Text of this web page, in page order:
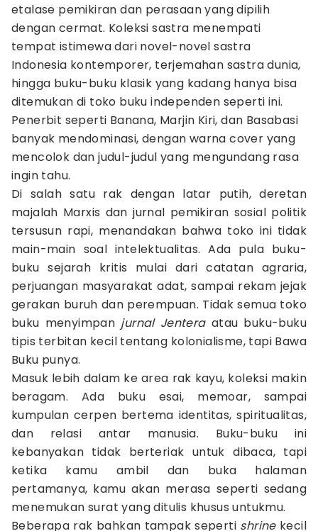
etalase pemikiran dan perasaan yang dipilih
dengan cermat. Koleksi sastra menempati
tempat istimewa dari novel-novel sastra
Indonesia kontemporer, terjemahan sastra dunia,
hingga buku-buku klasik yang kadang hanya bisa
ditemukan di toko buku independen seperti ini.
Penerbit seperti Banana, Marjin Kiri, dan Basabasi
banyak mendominasi, dengan warna cover yang
mencolok dan judul-judul yang mengundang rasa
ingin tahu.
Di salah satu rak dengan latar putih, deretan
majalah Marxis dan jurnal pemikiran sosial politik
tersusun rapi, menandakan bahwa toko ini tidak
main-main soal intelektualitas. Ada pula buku-
buku sejarah kritis mulai dari catatan agraria,
perjuangan masyarakat adat, sampai rekam jejak
gerakan buruh dan perempuan. Tidak semua toko
buku menyimpan jurnal Jenteraatau buku-buku
tipis terbitan kecil tentang kolonialisme, tapi Bawa
Buku punya.
Masuk lebih dalam ke area rak kayu, koleksi makin
beragam. Ada buku esai, memoar, sampai
kumpulan cerpen bertema identitas, spiritualitas,
dan relasi antar manusia. Buku-buku ini
kebanyakan tidak berteriak untuk dibaca, tapi
ketika kamu ambil dan buka halaman
pertamanya, kamu akan merasa seperti sedang
menemukan surat yang ditulis khusus untukmu.
Beberapa rak bahkan tampak seperti shrinekecil